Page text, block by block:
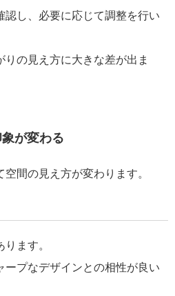
認し、必要に応じて調整を行い
の見え方に大きな差が出ま
が変わる
間の見え方が変わります。
ます。
ープなデザインとの相性が良い